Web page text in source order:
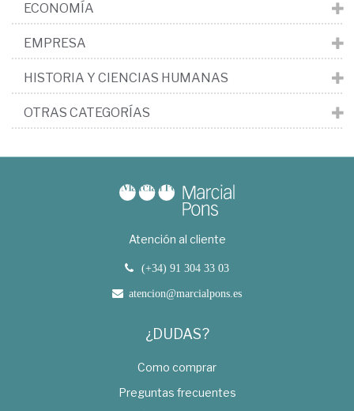
ECONOMÍA
EMPRESA
HISTORIA Y CIENCIAS HUMANAS
OTRAS CATEGORÍAS
Atención al cliente
(+34) 91 304 33 03
atencion@marcialpons.es
¿DUDAS?
Como comprar
Preguntas frecuentes